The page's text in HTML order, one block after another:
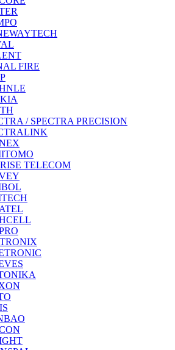
FIRE
/ SPECTRA PRECISION
TELECOM